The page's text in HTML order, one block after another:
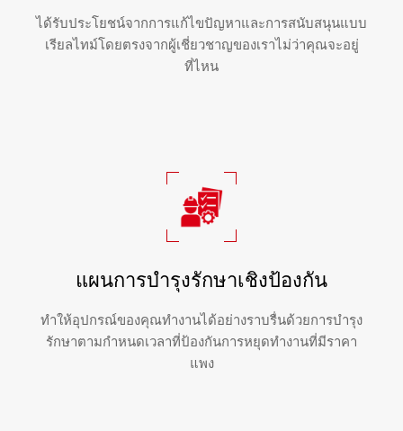
ได้รับประโยชน์จากการแก้ไขปัญหาและการสนับสนุนแบบ
เรียลไทม์โดยตรงจากผู้เชี่ยวชาญของเราไม่ว่าคุณจะอยู่
ที่ไหน
แผนการบำรุงรักษาเชิงป้องกัน
ทำให้อุปกรณ์ของคุณทำงานได้อย่างราบรื่นด้วยการบำรุง
รักษาตามกำหนดเวลาที่ป้องกันการหยุดทำงานที่มีราคา
แพง